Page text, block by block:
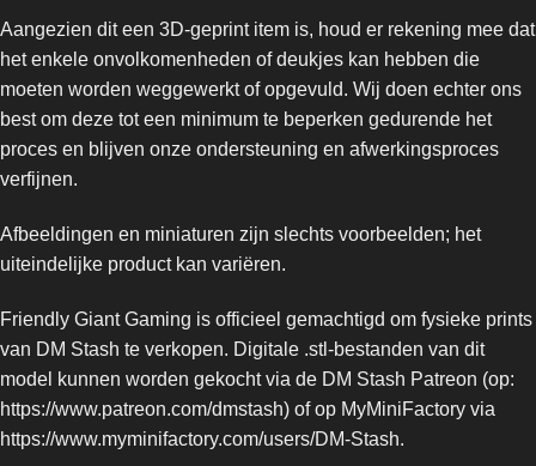
Aangezien dit een 3D-geprint item is, houd er rekening mee dat
het enkele onvolkomenheden of deukjes kan hebben die
moeten worden weggewerkt of opgevuld. Wij doen echter ons
best om deze tot een minimum te beperken gedurende het
proces en blijven onze ondersteuning en afwerkingsproces
verfijnen.
Afbeeldingen en miniaturen zijn slechts voorbeelden; het
uiteindelijke product kan variëren.
Friendly Giant Gaming is officieel gemachtigd om fysieke prints
van DM Stash te verkopen. Digitale .stl-bestanden van dit
model kunnen worden gekocht via de DM Stash Patreon (op:
https://www.patreon.com/dmstash) of op MyMiniFactory via
https://www.myminifactory.com/users/DM-Stash.